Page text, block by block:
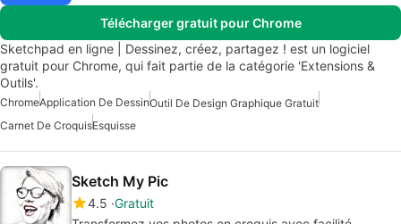
Télécharger gratuit pour Chrome
Sketchpad en ligne | Dessinez, créez, partagez ! est un logiciel
gratuit pour Chrome, qui fait partie de la catégorie 'Extensions &
Outils'.
ChromeApplication De DessinOutil De Design Graphique Gratuit
Carnet De CroquisEsquisse
Sketch My Pic
4.5 Gratuit